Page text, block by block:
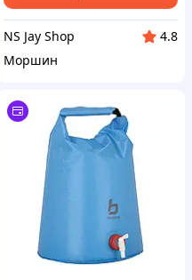
NS Jay Shop
4.8
Моршин